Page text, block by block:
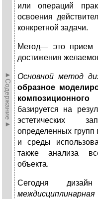
►Содержание►
или операций
освоения
конкретной задачи.
Метод— это прием
достижения
Основной метод
образное
базируется на
эстетических
определенных групп
и среды
также ана­лиза
объекта.
Сегодня